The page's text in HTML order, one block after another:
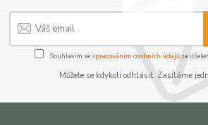
Souhlasím se zpracováním osobních údajůza
Můžete se kdykoli odhlásit. Zasíláme